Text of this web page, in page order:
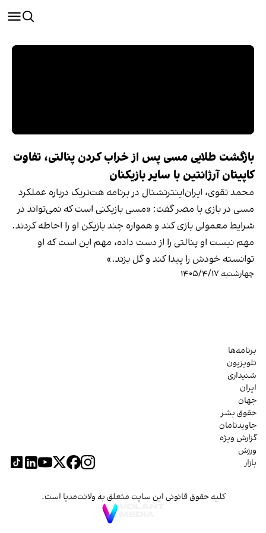
بازگشت طلایی مسی پس از خراب کردن پنالتی، تفاوت
کاپیتان آرژانتین با سایر بازیکنان
محمد تقوی، ایران‌اینترنشنال در برنامه هت‌تریک درباره عملکرد
مسی در بازی با مصر گفت: «مسی بازیکنی است که نمی‌تواند در
شرایط معمولی بازی کند و همواره چند بازیکن او را احاطه کردند.
مهم نیست او پنالتی را از دست داده، مهم این است که او
توانسته خودش را پیدا کند و گل بزند.»
چهارشنبه ۱۴۰۵/۴/۱۷
برنامه‌ها
تلویزیون
شنیداری
ایران
جهان
حقوق بشر
جاویدنامان
گزارش ویژه
ورزش
بازار
کلیه حقوق قانونی این سایت متعلق به ولانت‌مدیا است.